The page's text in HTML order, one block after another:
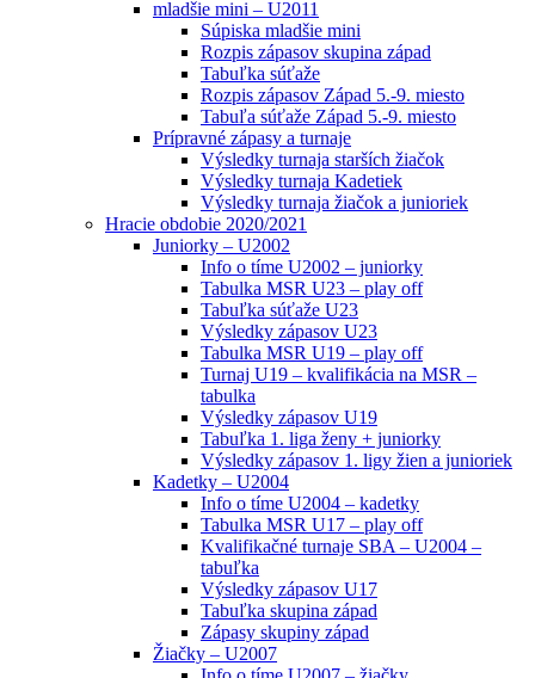
mladšie mini – U2011
Súpiska mladšie mini
Rozpis zápasov skupina západ
Tabuľka súťaže
Rozpis zápasov Západ 5.-9. miesto
Tabuľa súťaže Západ 5.-9. miesto
Prípravné zápasy a turnaje
Výsledky turnaja starších žiačok
Výsledky turnaja Kadetiek
Výsledky turnaja žiačok a junioriek
Hracie obdobie 2020/2021
Juniorky – U2002
Info o tíme U2002 – juniorky
Tabulka MSR U23 – play off
Tabuľka súťaže U23
Výsledky zápasov U23
Tabulka MSR U19 – play off
Turnaj U19 – kvalifikácia na MSR –
tabulka
Výsledky zápasov U19
Tabuľka 1. liga ženy + juniorky
Výsledky zápasov 1. ligy žien a junioriek
Kadetky – U2004
Info o tíme U2004 – kadetky
Tabulka MSR U17 – play off
Kvalifikačné turnaje SBA – U2004 –
tabuľka
Výsledky zápasov U17
Tabuľka skupina západ
Zápasy skupiny západ
Žiačky – U2007